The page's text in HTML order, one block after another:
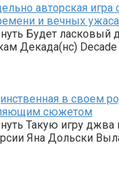
авторская игра
и вечных
Будет ласковый
Декада(нс)
в своем
сюжетом
Такую игру джва
Яна Дольски